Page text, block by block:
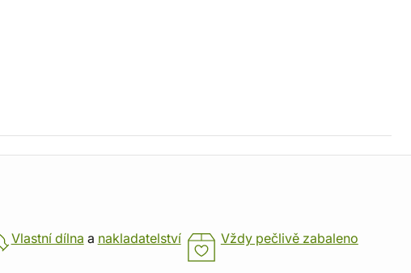
Vlastní dílna a nakladatelství Vždy pečlivě zabaleno